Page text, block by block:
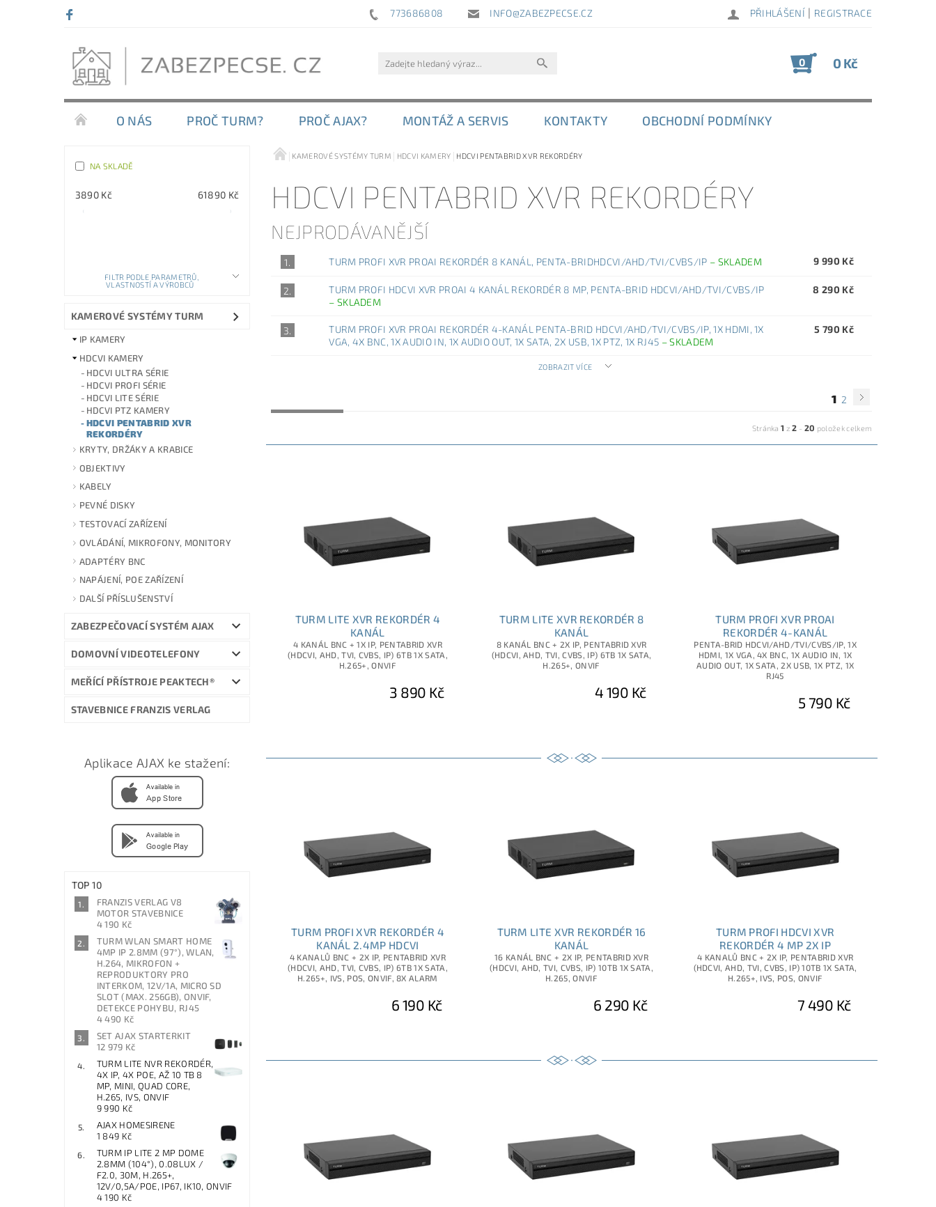
773686808 INFO@ZABEZPECSE.CZ PŘIHLÁŠENÍ | REGISTRACE
0 0 Kč
O NÁS PROČ TURM? PROČ AJAX? MONTÁŽ A SERVIS KONTAKTY OBCHODNÍ PODMÍNKY
NA SKLADĚ
3890 Kč 61890 Kč
FILTR PODLE PARAMETRŮ,
VLASTNOSTÍ A VÝROBCŮ
KAMEROVÉ SYSTÉMY TURM
IP KAMERY
HDCVI KAMERY
HDCVI ULTRA SÉRIE
HDCVI PROFI SÉRIE
HDCVI LITE SÉRIE
HDCVI PTZ KAMERY
HDCVI PENTABRID XVR
REKORDÉRY
KRYTY, DRŽÁKY A KRABICE
OBJEKTIVY
KABELY
PEVNÉ DISKY
TESTOVACÍ ZAŘÍZENÍ
OVLÁDÁNÍ, MIKROFONY, MONITORY
ADAPTÉRY BNC
NAPÁJENÍ, POE ZAŘÍZENÍ
DALŠÍ PŘÍSLUŠENSTVÍ
ZABEZPEČOVACÍ SYSTÉM AJAX
DOMOVNÍ VIDEOTELEFONY
MEŘÍCÍ PŘÍSTROJE PEAKTECH®
STAVEBNICE FRANZIS VERLAG
Aplikace AJAX ke stažení:
TOP 10
FRANZIS VERLAG V8
MOTOR STAVEBNICE
4 190 Kč
TURM WLAN SMART HOME
4MP IP 2.8MM (97°), WLAN,
H.264, MIKROFON +
REPRODUKTORY PRO
INTERKOM, 12V/1A, MICRO SD
SLOT (MAX. 256GB), ONVIF,
DETEKCE POHYBU, RJ45
4 490 Kč
SET AJAX STARTERKIT
12 979 Kč
TURM LITE NVR REKORDÉR,
4X IP, 4X POE, AŽ 10 TB 8
MP, MINI, QUAD CORE,
H.265, IVS, ONVIF
9 990 Kč
AJAX HOMESIRENE
1 849 Kč
TURM IP LITE 2 MP DOME
2.8MM (104°), 0.08LUX /
F2.0, 30M, H.265+,
12V/0,5A/POE, IP67, IK10, ONVIF
4 190 Kč
KAMEROVÉ SYSTÉMY TURM HDCVI KAMERY HDCVI PENTABRID XVR REKORDÉRY
HDCVI PENTABRID XVR REKORDÉRY
NEJPRODÁVANĚJŠÍ
1. TURM PROFI XVR PROAI REKORDÉR 8 KANÁL, PENTA-BRIDHDCVI/AHD/TVI/CVBS/IP – SKLADEM 9 990 Kč
2.
TURM PROFI HDCVI XVR PROAI 4 KANÁL REKORDÉR 8 MP, PENTA-BRID HDCVI/AHD/TVI/CVBS/IP
– SKLADEM
8 290 Kč
3.
TURM PROFI XVR PROAI REKORDÉR 4-KANÁL PENTA-BRID HDCVI/AHD/TVI/CVBS/IP, 1X HDMI, 1X
VGA, 4X BNC, 1X AUDIO IN, 1X AUDIO OUT, 1X SATA, 2X USB, 1X PTZ, 1X RJ45 –SKLADEM
5 790 Kč
ZOBRAZIT VÍCE
1 2
Stránka1 z2 - 20 položek celkem
TURM LITE XVR REKORDÉR 4
KANÁL
4 KANÁL BNC + 1X IP, PENTABRID XVR
(HDCVI, AHD, TVI, CVBS, IP) 6TB 1X SATA,
H.265+, ONVIF
3 890 Kč
TURM LITE XVR REKORDÉR 8
KANÁL
8 KANÁL BNC + 2X IP, PENTABRID XVR
(HDCVI, AHD, TVI, CVBS, IP) 6TB 1X SATA,
H.265+, ONVIF
4 190 Kč
TURM PROFI XVR PROAI
REKORDÉR 4-KANÁL
PENTA-BRID HDCVI/AHD/TVI/CVBS/IP, 1X
HDMI, 1X VGA, 4X BNC, 1X AUDIO IN, 1X
AUDIO OUT, 1X SATA, 2X USB, 1X PTZ, 1X
RJ45
5 790 Kč
TURM PROFI XVR REKORDÉR 4
KANÁL 2.4MP HDCVI
4 KANALŮ BNC + 2X IP, PENTABRID XVR
(HDCVI, AHD, TVI, CVBS, IP) 6TB 1X SATA,
H.265+, IVS, POS, ONVIF, 8X ALARM
6 190 Kč
TURM LITE XVR REKORDÉR 16
KANÁL
16 KANÁL BNC + 2X IP, PENTABRID XVR
(HDCVI, AHD, TVI, CVBS, IP) 10TB 1X SATA,
H.265, ONVIF
6 290 Kč
TURM PROFI HDCVI XVR
REKORDÉR 4 MP 2X IP
4 KANALŮ BNC + 2X IP, PENTABRID XVR
(HDCVI, AHD, TVI, CVBS, IP) 10TB 1X SATA,
H.265+, IVS, POS, ONVIF
7 490 Kč